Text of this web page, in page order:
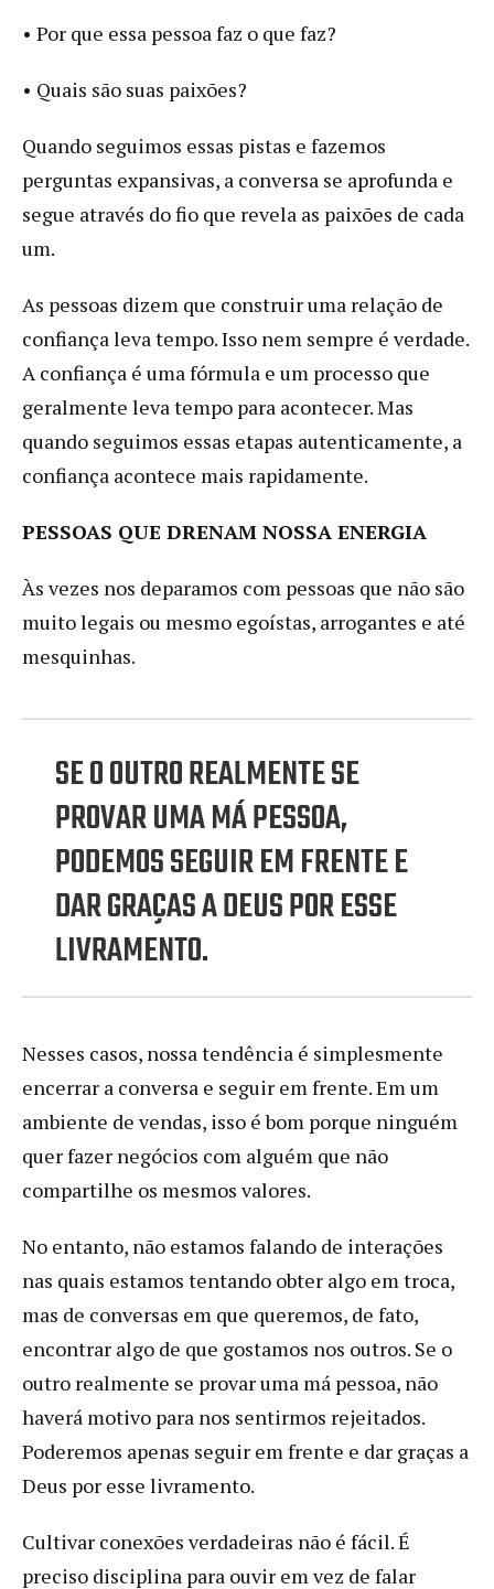
• Por que essa pessoa faz o que faz?
• Quais são suas paixões?
Quando seguimos essas pistas e fazemos
perguntas expansivas, a conversa se aprofunda e
segue através do fio que revela as paixões de cada
um.
As pessoas dizem que construir uma relação de
confiança leva tempo. Isso nem sempre é verdade.
A confiança é uma fórmula e um processo que
geralmente leva tempo para acontecer. Mas
quando seguimos essas etapas autenticamente, a
confiança acontece mais rapidamente.
PESSOAS QUE DRENAM NOSSA ENERGIA
Às vezes nos deparamos com pessoas que não são
muito legais ou mesmo egoístas, arrogantes e até
mesquinhas.
SE O OUTRO REALMENTE SE
PROVAR UMA MÁ PESSOA,
PODEMOS SEGUIR EM FRENTE E
DAR GRAÇAS A DEUS POR ESSE
LIVRAMENTO.
Nesses casos, nossa tendência é simplesmente
encerrar a conversa e seguir em frente. Em um
ambiente de vendas, isso é bom porque ninguém
quer fazer negócios com alguém que não
compartilhe os mesmos valores.
No entanto, não estamos falando de interações
nas quais estamos tentando obter algo em troca,
mas de conversas em que queremos, de fato,
encontrar algo de que gostamos nos outros. Se o
outro realmente se provar uma má pessoa, não
haverá motivo para nos sentirmos rejeitados.
Poderemos apenas seguir em frente e dar graças a
Deus por esse livramento.
Cultivar conexões verdadeiras não é fácil. É
preciso disciplina para ouvir em vez de falar